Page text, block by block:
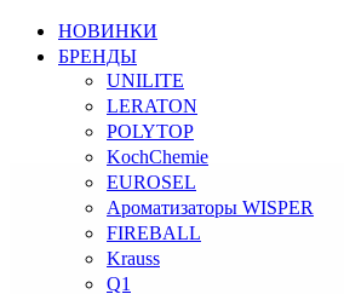
НОВИНКИ
БРЕНДЫ
UNILITE
LERATON
POLYTOP
KochChemie
EUROSEL
Ароматизаторы WISPER
FIREBALL
Krauss
Q1